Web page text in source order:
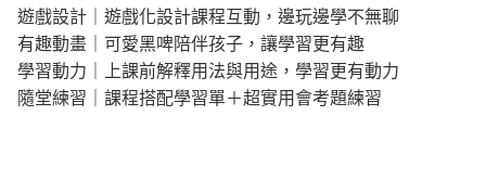
遊戲設計｜遊戲化設計課程互動，邊玩邊學不無聊
有趣動畫｜可愛黑啤陪伴孩子，讓學習更有趣
學習動力｜上課前解釋用法與用途，學習更有動力
隨堂練習｜課程搭配學習單＋超實用會考題練習